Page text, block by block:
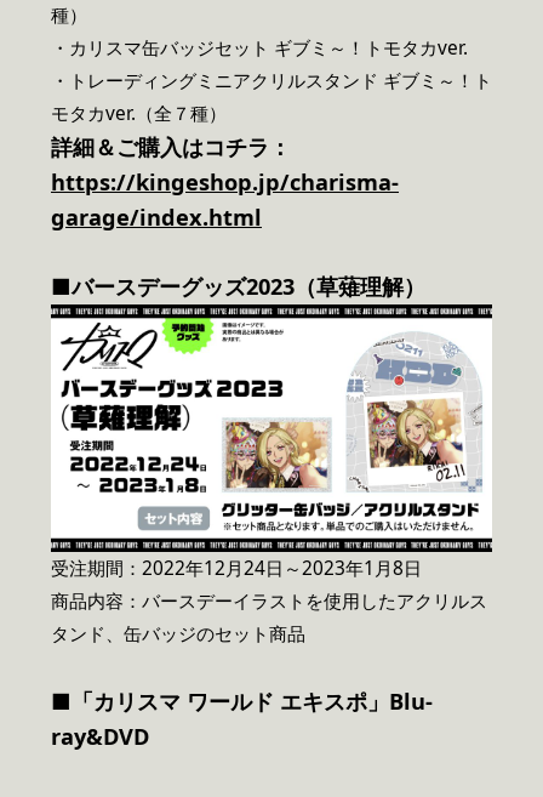
種）
・カリスマ缶バッジセット ギブミ～！トモタカver.
・トレーディングミニアクリルスタンド ギブミ～！ト
モタカver.（全７種）
詳細＆ご購入はコチラ：
https://kingeshop.jp/charisma-
garage/index.html
■バースデーグッズ2023（草薙理解）
受注期間：2022年12月24日～2023年1月8日
商品内容：バースデーイラストを使用したアクリルス
タンド、缶バッジのセット商品
■「カリスマ ワールド エキスポ」Blu-
ray&DVD